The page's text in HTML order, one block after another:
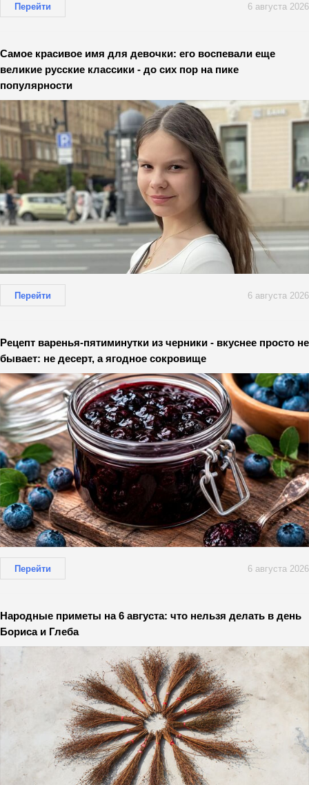
Перейти 6 августа 2026
Самое красивое имя для девочки: его воспевали еще
великие русские классики - до сих пор на пике
популярности
Перейти 6 августа 2026
Рецепт варенья-пятиминутки из черники - вкуснее просто не
бывает: не десерт, а ягодное сокровище
Перейти 6 августа 2026
Народные приметы на 6 августа: что нельзя делать в день
Бориса и Глеба